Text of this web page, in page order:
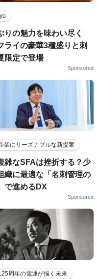
りの魅力を味わい尽く
ライの豪華3種盛りと刺
限定で登場
Sponsored
業にリーズナブルな新提案
雑なSFAは挫折する？少
織に最適な「名刺管理の
で進めるDX
Sponsored
周年の電通が描く未来